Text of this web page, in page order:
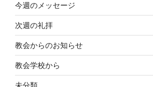
今週のメッセージ
次週の礼拝
教会からのお知らせ
教会学校から
未分類